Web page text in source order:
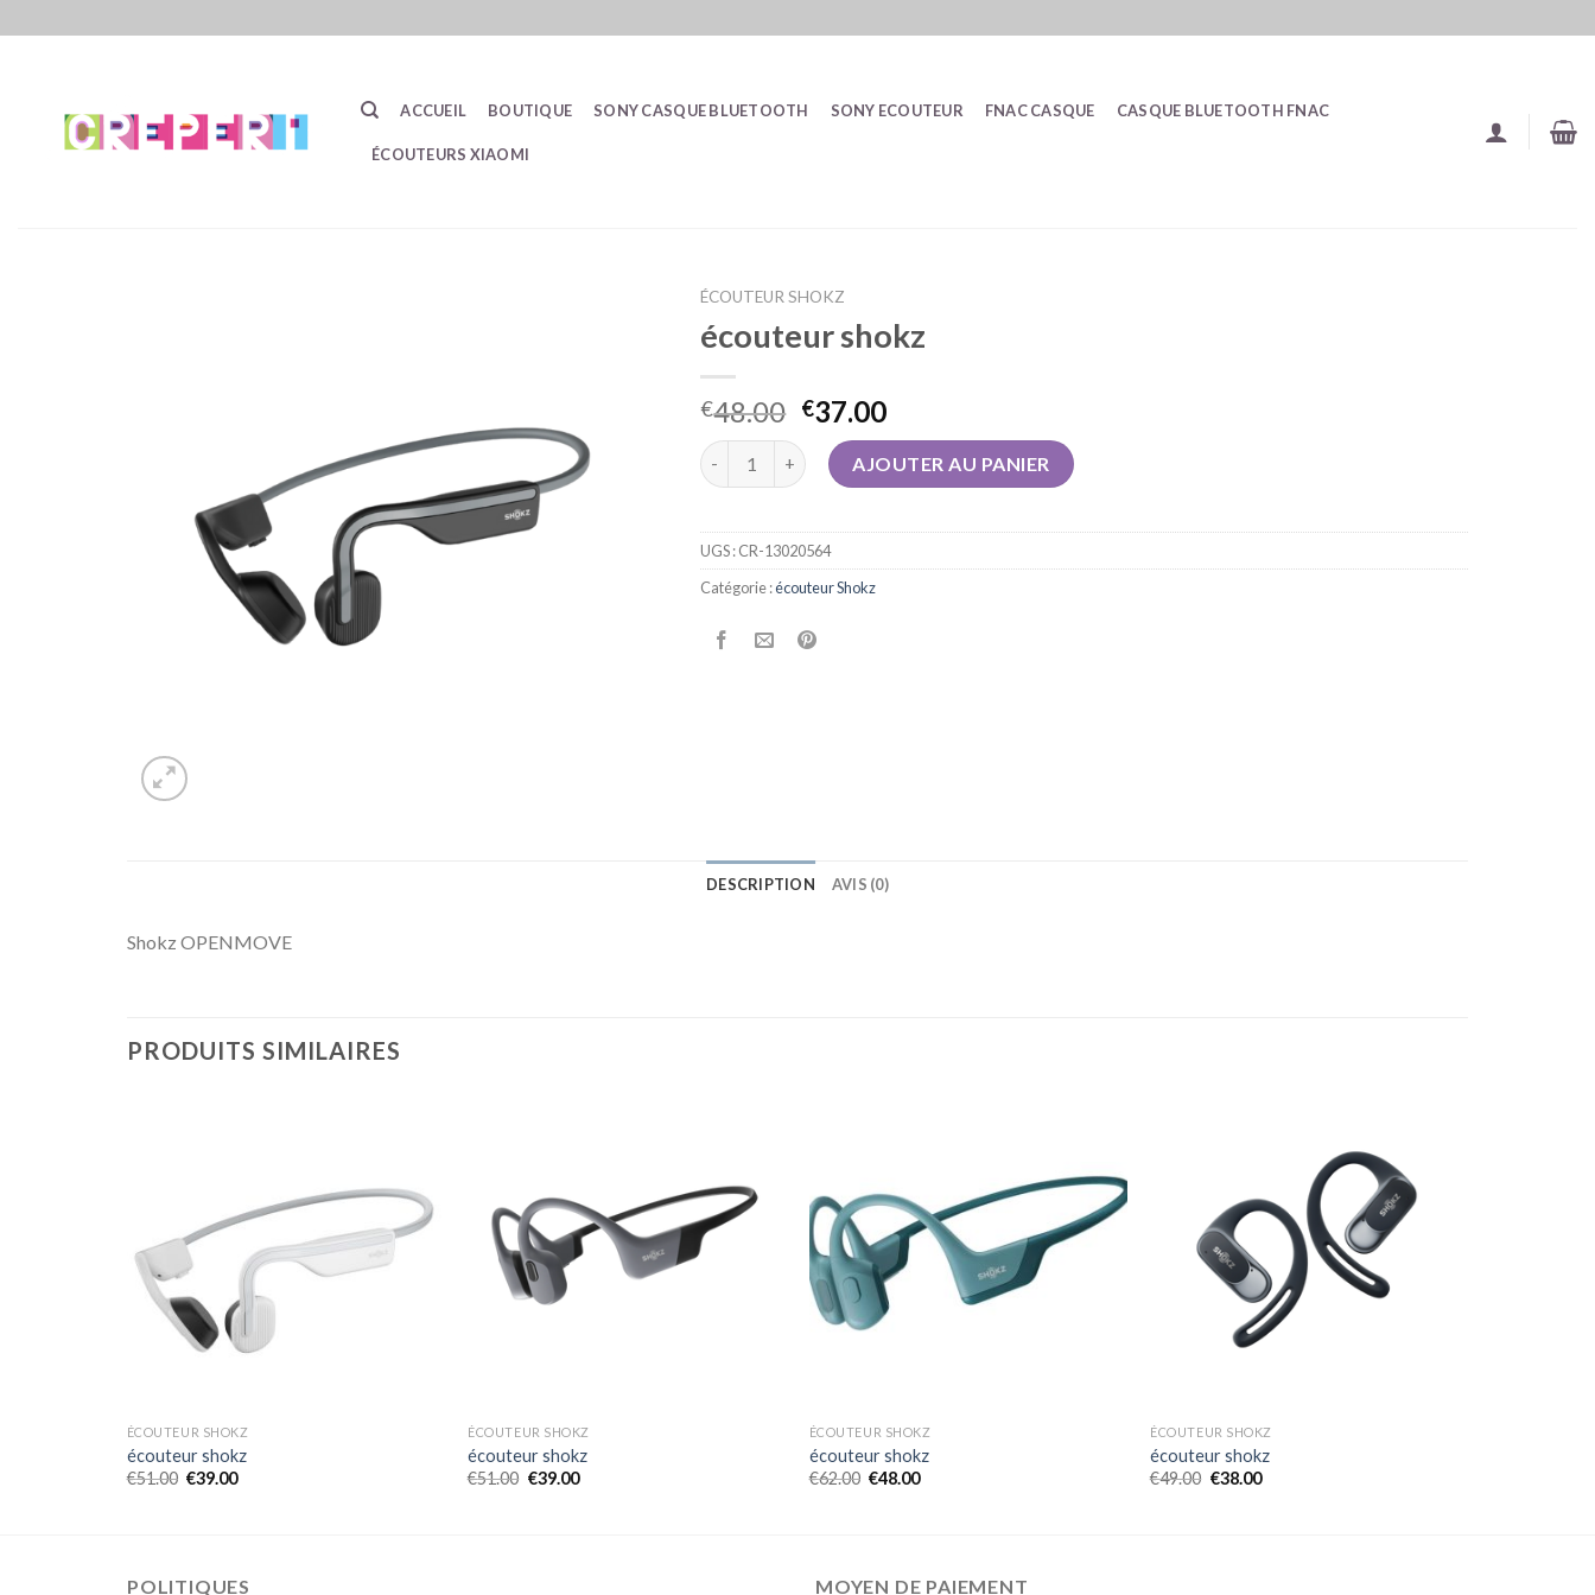
ACCUEIL BOUTIQUE SONY CASQUE BLUETOOTH SONY ECOUTEUR FNAC CASQUE CASQUE BLUETOOTH FNAC
ÉCOUTEURS XIAOMI
ÉCOUTEUR SHOKZ
écouteur shokz
€48.00 €37.00
quantité de écouteur shokzAJOUTER AU PANIER
UGS :CR-13020564
Catégorie :écouteur Shokz
DESCRIPTION AVIS (0)
Shokz OPENMOVE
PRODUITS SIMILAIRES
ÉCOUTEUR SHOKZ
écouteur shokz
€51.00 €39.00
ÉCOUTEUR SHOKZ
écouteur shokz
€51.00 €39.00
ÉCOUTEUR SHOKZ
écouteur shokz
€62.00 €48.00
ÉCOUTEUR SHOKZ
écouteur shokz
€49.00 €38.00
POLITIQUES MOYEN DE PAIEMENT